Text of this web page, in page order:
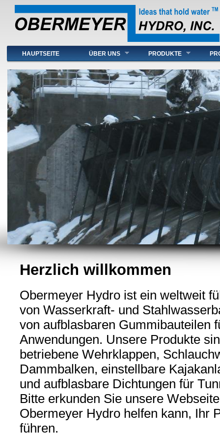
Hauptmenü
HAUPTSEITE ÜBER UNS PRODUKTE
Herzlich willkommen
Obermeyer Hydro ist ein weltweit
von Wasserkraft- und
von aufblasbaren Gummibauteilen
Anwendungen. Unsere Produkte
betriebene Wehrklappen,
Dammbalken, einstellbare
und aufblasbare Dichtungen für
Bitte erkunden Sie unsere
Obermeyer Hydro helfen kann, Ihr
führen.